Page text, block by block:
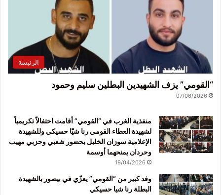
الرئيسة
“القومي” يزف الشهيدين البطلين سليم وحمود
07/06/2026
منفذية الغرب في “القومي” أقامت احتفالاً تكريمياً
لشهيدة العطاء القومي رنا شيّا حسيكي وللشهيدة
الإعلامية سوزان الخليل بحضور شعبي وحزبي مهيب
وحردان يمنحهما أوسمة
19/04/2026
وفد كبير من “القومي” يعزّي في بيصور بالشهيدة
البطلة رنا شيا حسيكي